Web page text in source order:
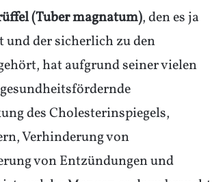
(Tuber magnatum), den es ja
der sicherlich zu den
hat aufgrund seiner vielen
des Cholesterinspiegels,
Verhinderung von
von Entzündungen und